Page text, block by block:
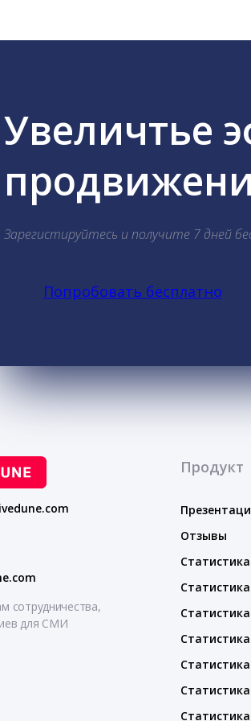
Увеличтье
Зарегистируйтесь и получите 7 дней
Попробовать бесплатно
сотрудничества,
для СМИ
Продукт
Отзывы